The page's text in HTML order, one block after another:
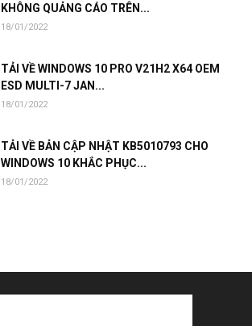
KHÔNG QUẢNG CÁO TRÊN...
18/01/2022
TẢI VỀ WINDOWS 10 PRO V21H2 X64 OEM
ESD MULTI-7 JAN...
18/01/2022
TẢI VỀ BẢN CẬP NHẬT KB5010793 CHO
WINDOWS 10 KHẮC PHỤC...
18/01/2022